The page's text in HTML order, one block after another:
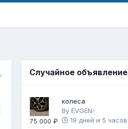
Случайное объявление
75 000 ₽
колеса
By EVGEN-
19 дней и 5 часов